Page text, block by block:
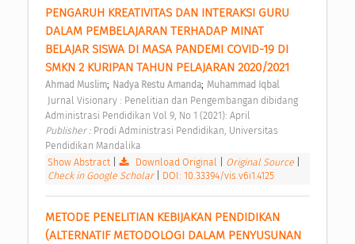
PENGARUH KREATIVITAS DAN INTERAKSI GURU
DALAM PEMBELAJARAN TERHADAP MINAT
BELAJAR SISWA DI MASA PANDEMI COVID-19 DI
SMKN 2 KURIPAN TAHUN PELAJARAN 2020/2021
Ahmad Muslim; Nadya Restu Amanda; Muhammad Iqbal
Administrasi Pendidikan Vol 9, No 1 (2021): April
Publisher : Prodi Administrasi Pendidikan, Universitas
Pendidikan Mandalika
Show Abstract| Download Original Original Source
Check in Google Scholar
DOI: 10.33394/vis.v6i1.4125
METODE PENELITIAN KEBIJAKAN PENDIDIKAN
(ALTERNATIF METODOLOGI DALAM PENYUSUNAN